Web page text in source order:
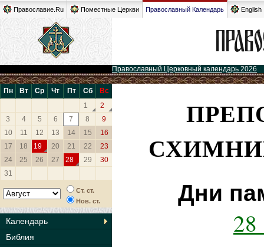
Православие.Ru Поместные Церкви Православный Календарь English
Православный Церковный календарь 2026
Пн Вт Ср Чт Пт Сб
Вс
1
2
3
4 5 6 7 8
9
10
11 12 13 14 15
16
17
18 19 20 21 22
23
24
25 26 27 28 29
30
31
Ст. ст.
Нов. ст.
Календарь
Библия
Дни
28